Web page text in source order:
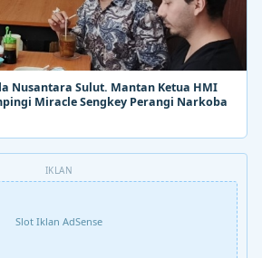
Nusantara Sulut. Mantan Ketua HMI
Miracle Sengkey Perangi Narkoba
IKLAN
Slot Iklan AdSense